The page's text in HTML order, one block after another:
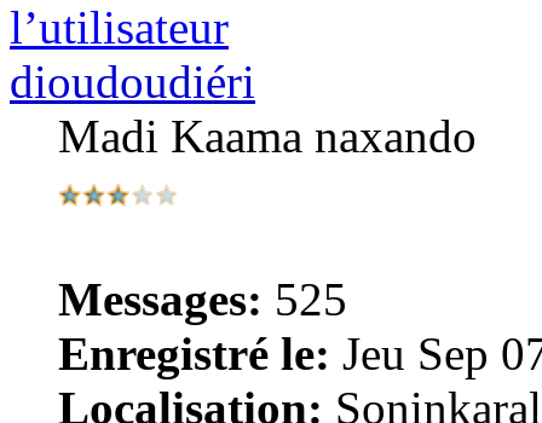
dioudoudiéri
Madi Kaama naxando
Messages: 525
Enregistré le: Jeu Sep
Localisation: